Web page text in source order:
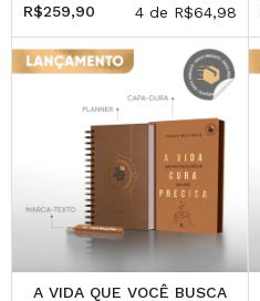
R$259,90
4 de R$64,98
A VIDA QUE VOCÊ BUSCA